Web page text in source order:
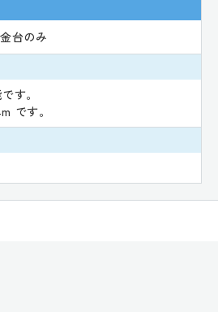
台のみ
す。
です。